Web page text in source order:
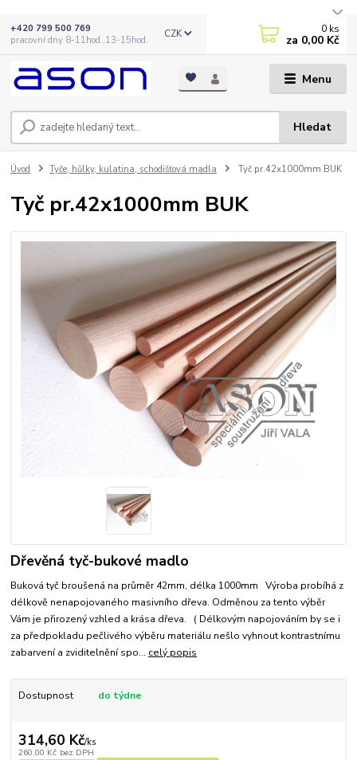
Menu
CZK
Hledat
+420 799 500 769
pracovní dny 8-11hod.,13-15hod.
0 ks
za 0,00 Kč
Úvod Tyče, hůlky, kulatina, schodišťová madla Tyč pr.42x1000mm BUK
Tyč pr.42x1000mm BUK
Dřevěná tyč-bukové madlo
Buková tyč broušená na průměr 42mm, délka 1000mm Výroba probíhá z
délkově nenapojovaného masivního dřeva. Odměnou za tento výběr
Vám je přirozený vzhled a krása dřeva. ( Délkovým napojováním by se i
za předpokladu pečlivého výběru materiálu nešlo vyhnout kontrastnímu
zabarvení a zviditelnění spo... celý popis
Dostupnost do týdne
314,60 Kč/ks
260,00 Kč bez DPH